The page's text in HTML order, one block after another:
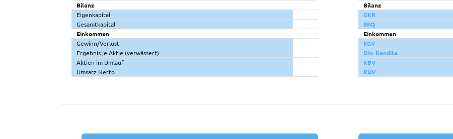
Bilanz
Eigenkapital
Gesamtkapital
Einkommen
Gewinn/Verlust
Ergebnis je Aktie (verwässert)
Aktien im Umlauf
Umsatz Netto
Bilanz
GKR
EKQ
Einkommen
KGV
Div. Rendite
KBV
KUV